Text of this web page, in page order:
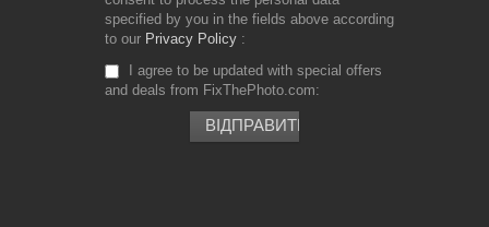
specified by you in the fields above according
to our Privacy Policy
I agree to be updated with special offers
and deals from FixThePhoto.com